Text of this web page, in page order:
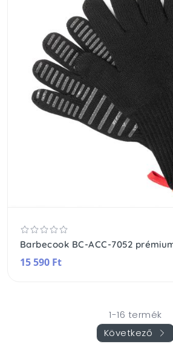
15 590 Ft
1-16 termék
Következő